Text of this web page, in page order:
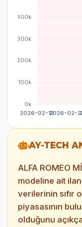
AY-TECH
ALFA ROMEO
modeline ait
verilerinin sıfır
piyasasının
olduğunu